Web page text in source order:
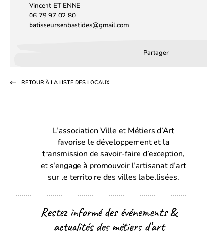
Vincent ETIENNE
06 79 97 02 80
batisseursenbastides@gmail.com
Partager
un
onglet)onglet)
RETOUR À LA LISTE DES LOCAUX
L’association Ville et Métiers d’Art
favorise le développement et la
transmission de savoir-faire d’exception,
et s’engage à promouvoir l’artisanat d’art
sur le territoire des villes labellisées.
Restez informé des événements &
actualités des métiers d’art